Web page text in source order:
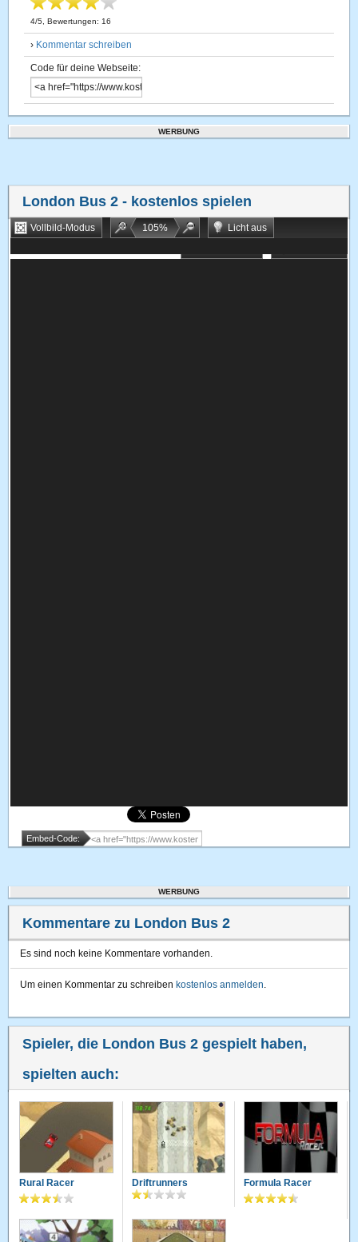
4/5 , Bewertungen: 16
› Kommentar schreiben
Code für deine Webseite:
WERBUNG
London Bus 2 - kostenlos spielen
Vollbild-Modus 105%
Licht aus
Embed-Code:
WERBUNG
Kommentare zu London Bus 2
Es sind noch keine Kommentare vorhanden.
Um einen Kommentar zu schreiben kostenlos anmelden.
Spieler, die London Bus 2 gespielt haben,
spielten auch:
Rural Racer Driftrunners Formula Racer